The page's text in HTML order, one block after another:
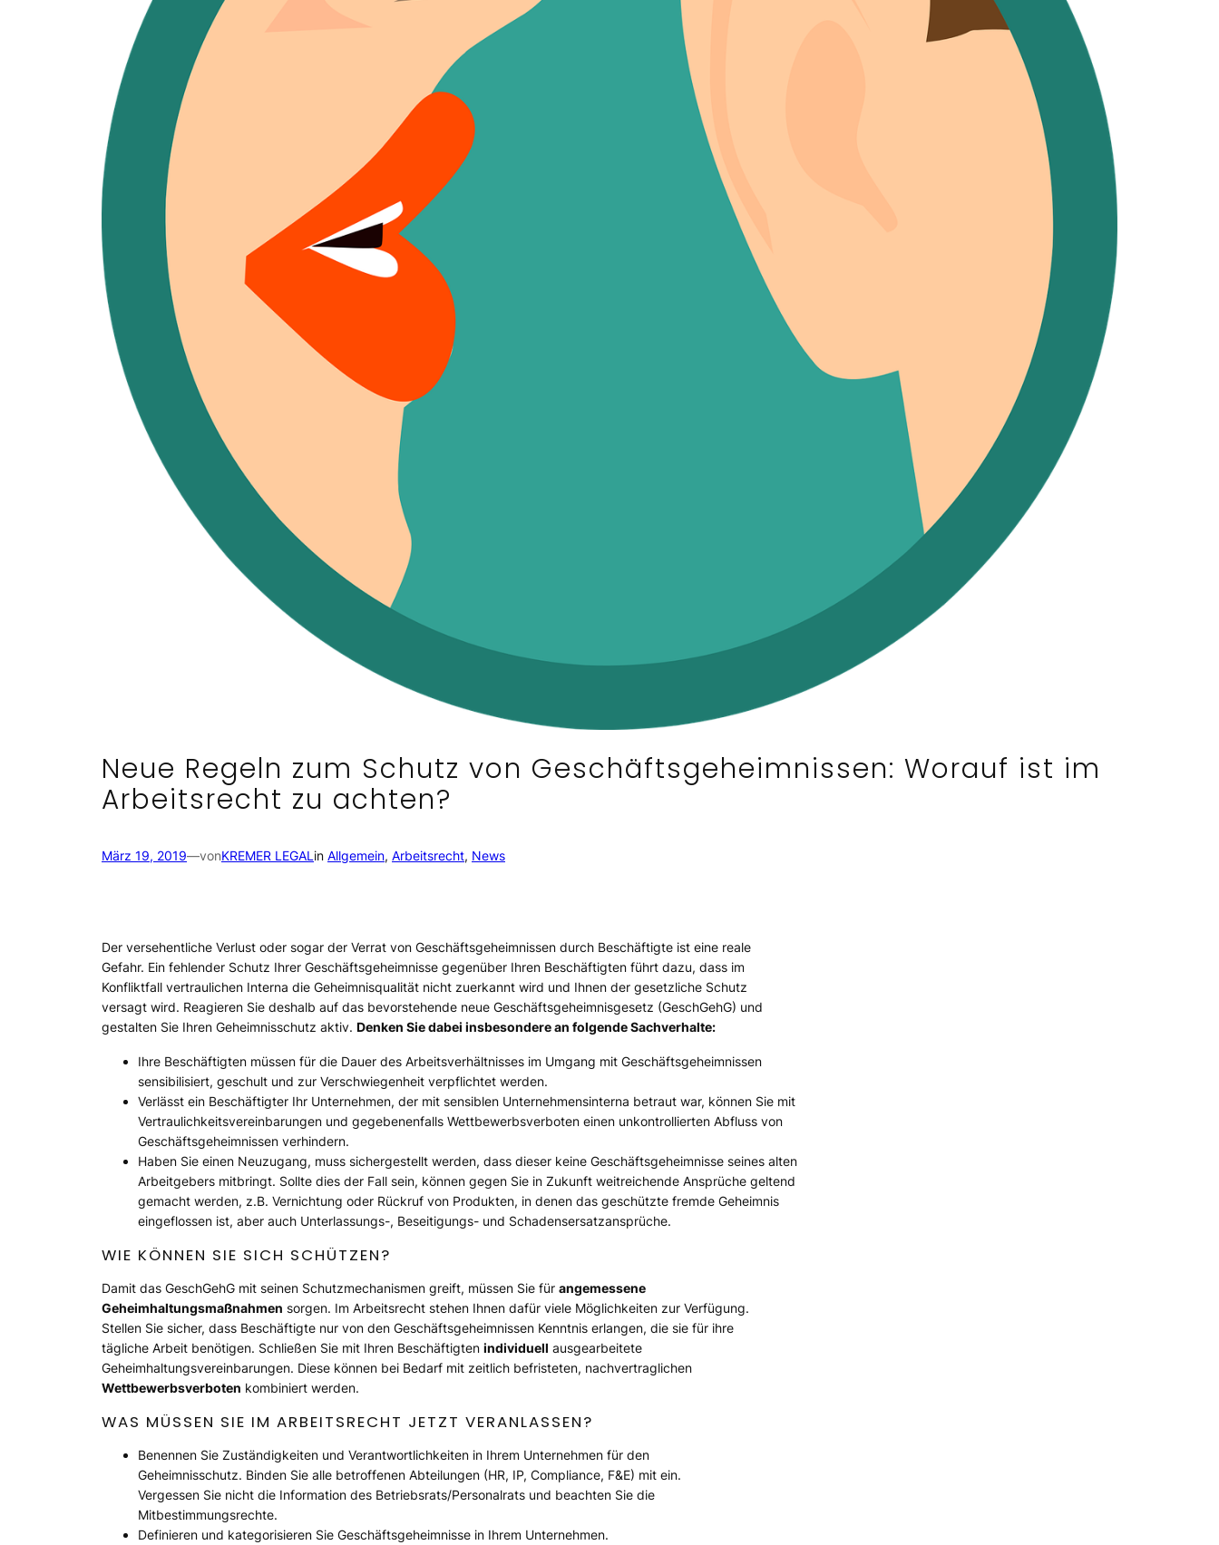
Neue Regeln zum Schutz von Geschäftsgeheimnissen: Worauf ist im
Arbeitsrecht zu achten?
März 19, 2019—vonKREMER LEGALin Allgemein, Arbeitsrecht, News
Der versehentliche Verlust oder sogar der Verrat von Geschäftsgeheimnissen durch Beschäftigte ist eine reale
Gefahr. Ein fehlender Schutz Ihrer Geschäftsgeheimnisse gegenüber Ihren Beschäftigten führt dazu, dass im
Konfliktfall vertraulichen Interna die Geheimnisqualität nicht zuerkannt wird und Ihnen der gesetzliche Schutz
versagt wird. Reagieren Sie deshalb auf das bevorstehende neue Geschäftsgeheimnisgesetz (GeschGehG) und
gestalten Sie Ihren Geheimnisschutz aktiv. Denken Sie dabei insbesondere an folgende Sachverhalte:
Ihre Beschäftigten müssen für die Dauer des Arbeitsverhältnisses im Umgang mit Geschäftsgeheimnissen
sensibilisiert, geschult und zur Verschwiegenheit verpflichtet werden.
Verlässt ein Beschäftigter Ihr Unternehmen, der mit sensiblen Unternehmensinterna betraut war, können Sie mit
Vertraulichkeitsvereinbarungen und gegebenenfalls Wettbewerbsverboten einen unkontrollierten Abfluss von
Geschäftsgeheimnissen verhindern.
Haben Sie einen Neuzugang, muss sichergestellt werden, dass dieser keine Geschäftsgeheimnisse seines alten
Arbeitgebers mitbringt. Sollte dies der Fall sein, können gegen Sie in Zukunft weitreichende Ansprüche geltend
gemacht werden, z.B. Vernichtung oder Rückruf von Produkten, in denen das geschützte fremde Geheimnis
eingeflossen ist, aber auch Unterlassungs-, Beseitigungs- und Schadensersatzansprüche.
WIE KÖNNEN SIE SICH SCHÜTZEN?
Damit das GeschGehG mit seinen Schutzmechanismen greift, müssen Sie für angemessene
Geheimhaltungsmaßnahmen sorgen. Im Arbeitsrecht stehen Ihnen dafür viele Möglichkeiten zur Verfügung.
Stellen Sie sicher, dass Beschäftigte nur von den Geschäftsgeheimnissen Kenntnis erlangen, die sie für ihre
tägliche Arbeit benötigen. Schließen Sie mit Ihren Beschäftigten individuell ausgearbeitete
Geheimhaltungsvereinbarungen. Diese können bei Bedarf mit zeitlich befristeten, nachvertraglichen
Wettbewerbsverboten kombiniert werden.
WAS MÜSSEN SIE IM ARBEITSRECHT JETZT VERANLASSEN?
Benennen Sie Zuständigkeiten und Verantwortlichkeiten in Ihrem Unternehmen für den
Geheimnisschutz. Binden Sie alle betroffenen Abteilungen (HR, IP, Compliance, F&E) mit ein.
Vergessen Sie nicht die Information des Betriebsrats/Personalrats und beachten Sie die
Mitbestimmungsrechte.
Definieren und kategorisieren Sie Geschäftsgeheimnisse in Ihrem Unternehmen.